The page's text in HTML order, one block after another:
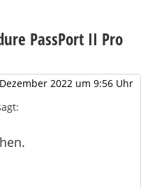
PassPort II Pro
2022 um 9:56 Uhr